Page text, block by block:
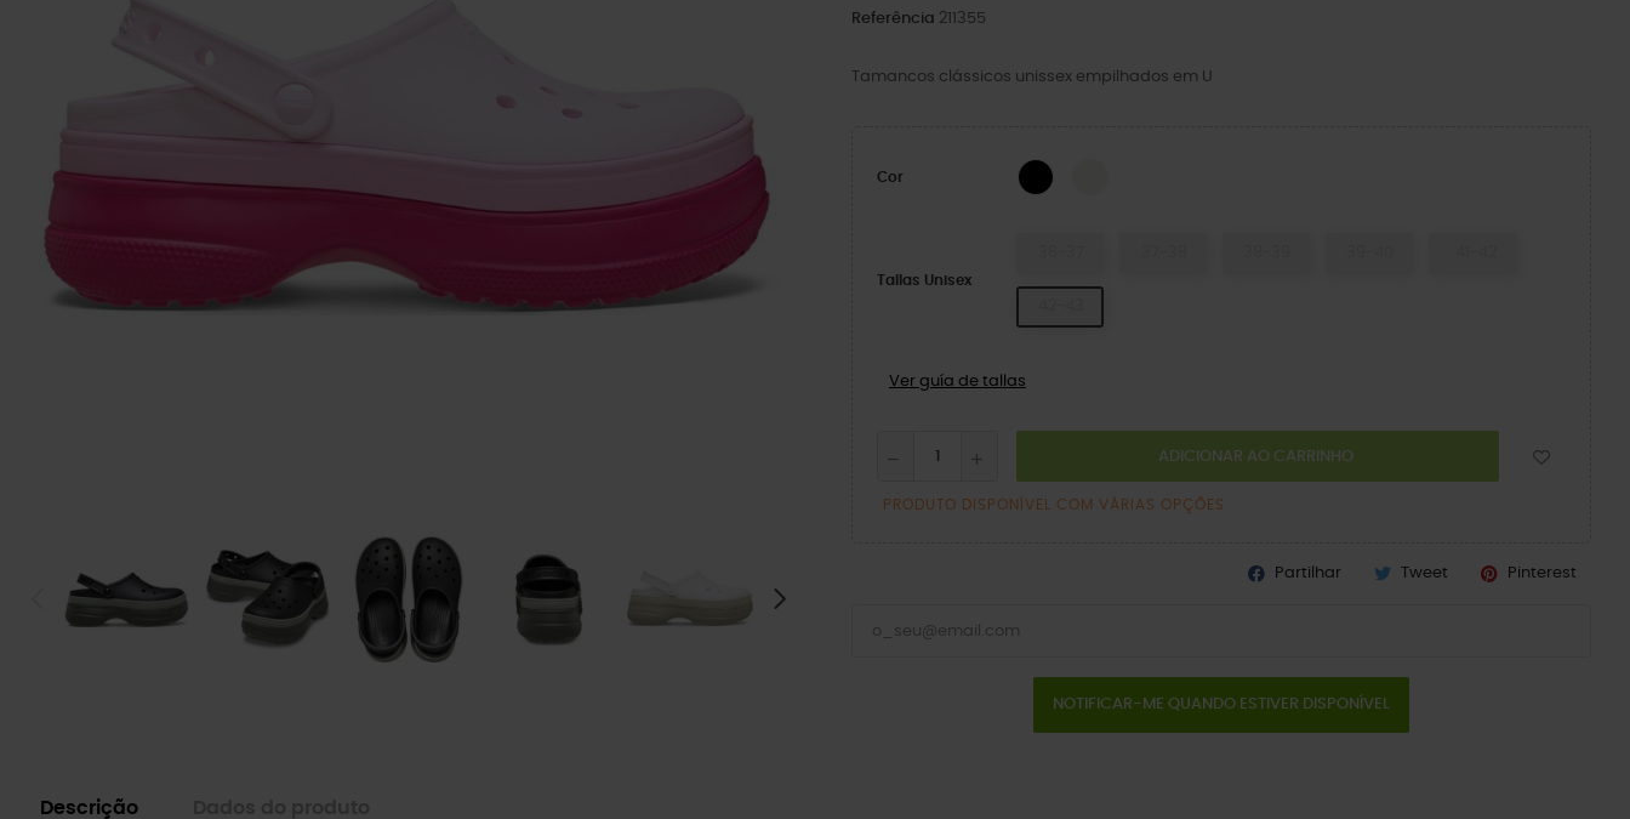
Referência 211355
Tamancos clássicos unissex empilhados em U
Cor BLACK
Tallas Unisex
Ver guía de tallas
ADICIONAR AO CARRINHO
PRODUTO DISPONÍVEL COM VÁRIAS OPÇÕES
Partilhar Tweet Pinterest
NOTIFICAR-ME QUANDO ESTIVER DISPONÍVEL
Descrição